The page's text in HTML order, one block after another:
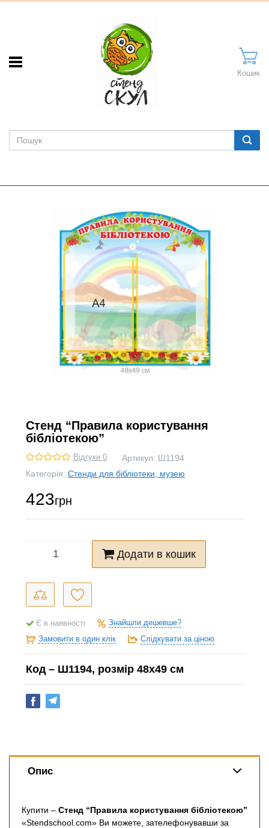
Кошик
Стенд “Правила користування
бібліотекою”
Відгуки 0 Артикул: Ш1194
Категорія: Стенди для бібліотеки, музею
423грн
Додати в кошик
Є в наявності
Знайшли дешевше?
Замовити в один клік
Слідкувати за ціною
Код – Ш1194, розмір 48х49 см
Опис
Купити – Стенд “Правила користування бібліотекою”
«Stendschool.com» Ви можете, зателефонувавши за